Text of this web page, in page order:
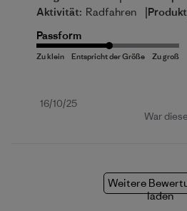
Aktivität: Radfahren |
Passform
Veröffentlichungsdatum
16/10/25
War
Weitere
laden